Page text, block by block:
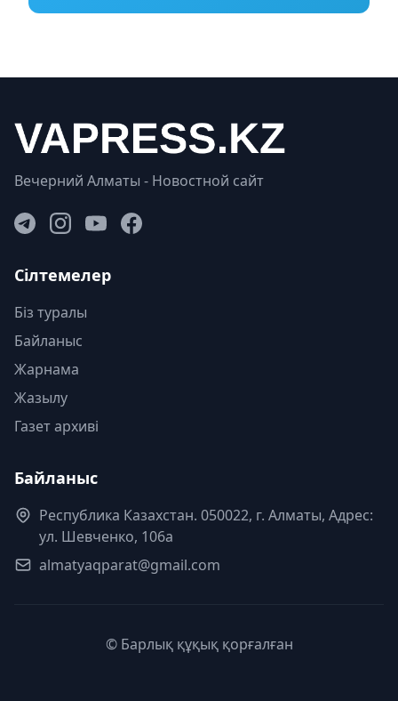
Вечерний Алматы - Новостной сайт
Сілтемелер
Біз туралы
Байланыс
Жарнама
Жазылу
Газет архиві
Байланыс
Республика Казахстан. 050022, г. Алматы, Адрес:
ул. Шевченко, 106а
almatyaqparat@gmail.com
© Барлық құқық қорғалған